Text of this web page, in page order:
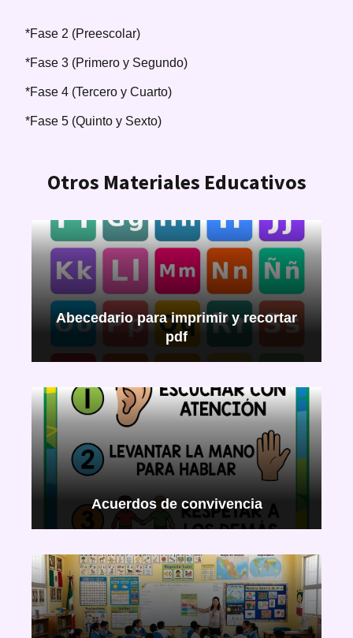
*Fase 2 (Preescolar)
*Fase 3 (Primero y Segundo)
*Fase 4 (Tercero y Cuarto)
*Fase 5 (Quinto y Sexto)
Otros Materiales Educativos
Abecedario para imprimir y recortar
pdf
Acuerdos de convivencia